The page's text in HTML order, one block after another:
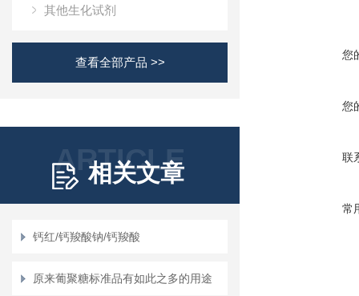
其他生化试剂
查看全部产品 >>
ARTICLE
相关文章
钙红/钙羧酸钠/钙羧酸
原来葡聚糖标准品有如此之多的用途
您
您
联
常